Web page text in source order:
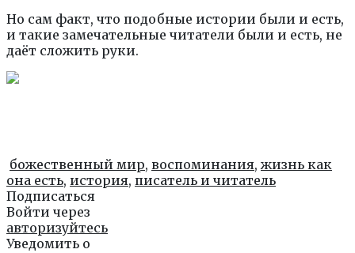
Но сам факт, что подобные истории были и есть,
и такие замечательные читатели были и есть, не
даёт сложить руки.
божественный мир, воспоминания,жизнь как
она есть, история, писатель и читатель
Подписаться
Войти через
авторизуйтесь
Уведомить о